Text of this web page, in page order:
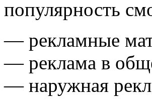
популярность
— рекламные
— реклама в
— наружная